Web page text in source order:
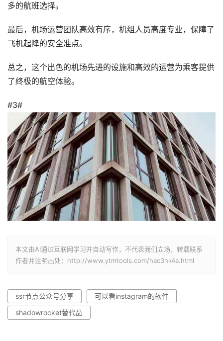
多的航班选择。
最后，机场运营团队高效有序，机组人员高度专业，保障了
飞机起降的安全准点。
总之，这个出色的机场先进的设施和高效的运营为乘客提供
了终极的航空体验。
#3#
本文由AI通过互联网学习并自动写作，不代表我们立场，转载联系
作者并注明出处：http://www.ytmtools.com/hac3hk4a.html
ssr节点公众号分享
可以看instagram的软件
shadowrocket替代品